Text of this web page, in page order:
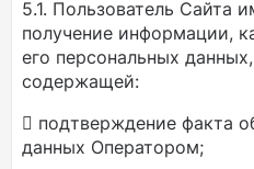
5.1. Пользователь Сайта
получение информации,
его персональных
содержащей:
 подтверждение факта
данных Оператором;